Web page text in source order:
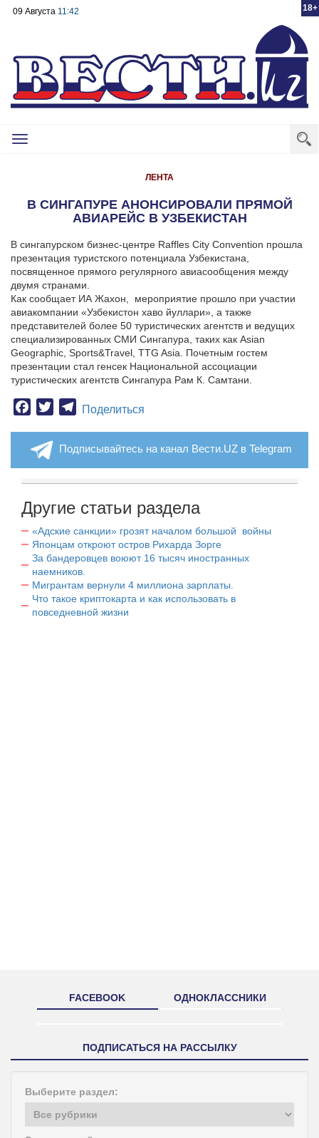
18+
09 Августа 11:42
Toggle
ЛЕНТА
В СИНГАПУРЕ АНОНСИРОВАЛИ ПРЯМОЙ
АВИАРЕЙС В УЗБЕКИСТАН
В сингапурском бизнес-центре Raffles City Convention прошла
презентация туристского потенциала Узбекистана,
посвященное прямого регулярного авиасообщения между
двумя странами.
Как сообщает ИА Жахон, мероприятие прошло при участии
авиакомпании «Узбекистон хаво йуллари», а также
представителей более 50 туристических агентств и ведущих
специализированных СМИ Сингапура, таких как Asian
Geographic, Sports&Travel, TTG Asia. Почетным гостем
презентации стал генсек Национальной ассоциации
туристических агентств Сингапура Рам К. Самтани.
Facebook
TwitterTelegram
Поделиться
Подписывайтесь на канал Вести.UZ в Telegram
Другие статьи раздела
«Адские санкции» грозят началом большой войны
Японцам откроют остров Рихарда Зорге
За бандеровцев воюют 16 тысяч иностранных
наемников.
Мигрантам вернули 4 миллиона зарплаты.
Что такое криптокарта и как использовать в
повседневной жизни
FACEBOOK ОДНОКЛАССНИКИ
ПОДПИСАТЬСЯ НА РАССЫЛКУ
Выберите раздел: